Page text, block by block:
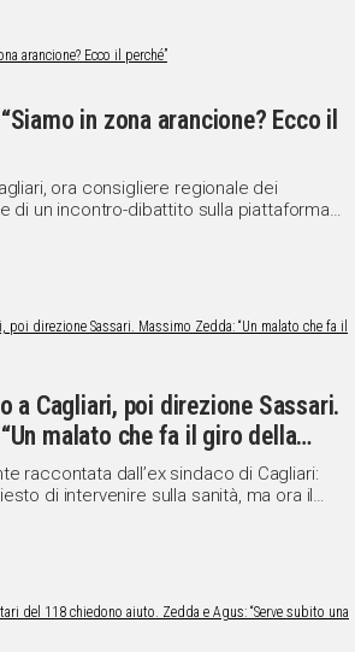
in zona arancione? Ecco il
ora consigliere regionale dei
di un incontro-dibattito sulla piattaforma
a Cagliari, poi direzione Sassari.
malato che fa il giro della
raccontata dall’ex sindaco di Cagliari:
di intervenire sulla sanità, ma ora il
di tutti”